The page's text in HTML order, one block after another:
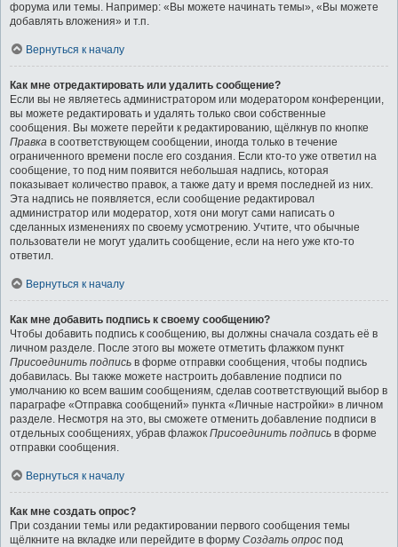
форума или темы. Например: «Вы можете начинать темы», «Вы можете
добавлять вложения» и т.п.
Вернуться к началу
Как мне отредактировать или удалить сообщение?
Если вы не являетесь администратором или модератором конференции,
вы можете редактировать и удалять только свои собственные
сообщения. Вы можете перейти к редактированию, щёлкнув по кнопке
Правка в соответствующем сообщении, иногда только в течение
ограниченного времени после его создания. Если кто-то уже ответил на
сообщение, то под ним появится небольшая надпись, которая
показывает количество правок, а также дату и время последней из них.
Эта надпись не появляется, если сообщение редактировал
администратор или модератор, хотя они могут сами написать о
сделанных изменениях по своему усмотрению. Учтите, что обычные
пользователи не могут удалить сообщение, если на него уже кто-то
ответил.
Вернуться к началу
Как мне добавить подпись к своему сообщению?
Чтобы добавить подпись к сообщению, вы должны сначала создать её в
личном разделе. После этого вы можете отметить флажком пункт
Присоединить подпись в форме отправки сообщения, чтобы подпись
добавилась. Вы также можете настроить добавление подписи по
умолчанию ко всем вашим сообщениям, сделав соответствующий выбор в
параграфе «Отправка сообщений» пункта «Личные настройки» в личном
разделе. Несмотря на это, вы сможете отменить добавление подписи в
отдельных сообщениях, убрав флажок Присоединить подпись в форме
отправки сообщения.
Вернуться к началу
Как мне создать опрос?
При создании темы или редактировании первого сообщения темы
щёлкните на вкладке или перейдите в форму Создать опрос под